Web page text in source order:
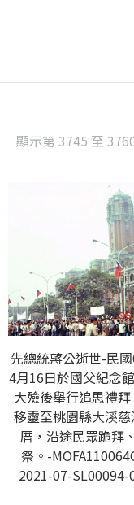
顯示第 3745 至
先總統蔣公逝世-民
4月16日於國父紀念
大殮後舉行追思禮拜
移靈至桃園縣大溪
厝，沿途民眾跪拜
祭。-
2021-07-SL00094-